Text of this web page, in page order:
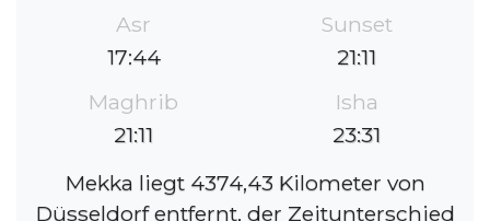
Asr
17:44
Sunset
21:11
Maghrib
21:11
Isha
23:31
Mekka liegt 4374,43 Kilometer von
Düsseldorf entfernt, der Zeitunterschied